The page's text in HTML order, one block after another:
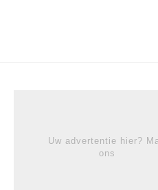
Uw advertentie hier?
ons